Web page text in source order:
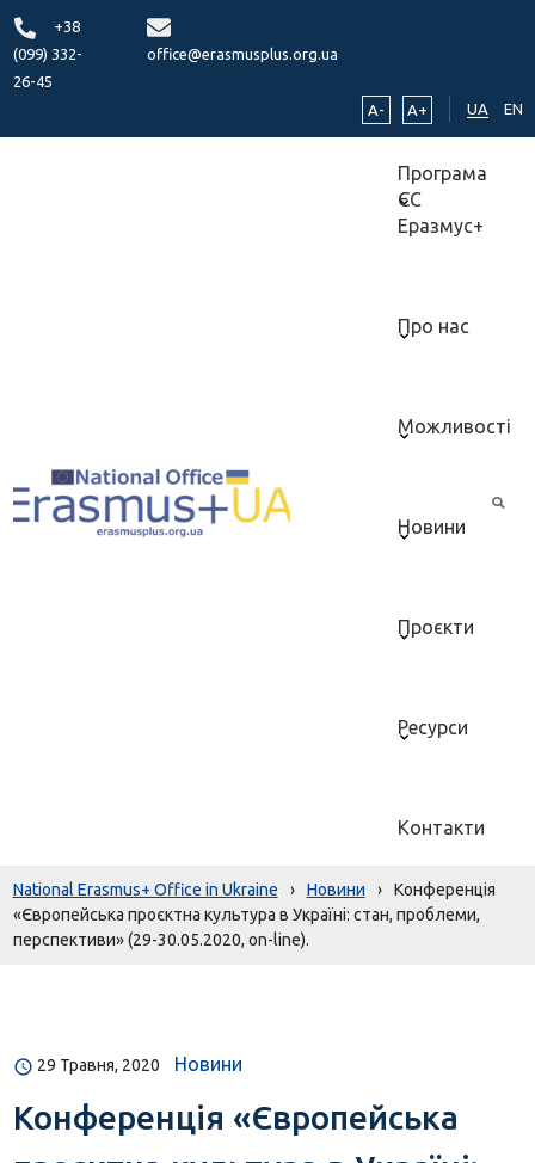
+38
(099) 332-
26-45
office@erasmusplus.org.ua
A- A+ UA EN
Програма
ЄС
Еразмус+
Про нас
Можливості
Новини
Проєкти
Ресурси
Контакти
National Erasmus+ Office in Ukraine › Новини ›
Конференція
«Європейська проєктна культура в Україні: стан, проблеми,
перспективи» (29-30.05.2020, on-line).
29 Травня, 2020 Новини
Конференція «Європейська